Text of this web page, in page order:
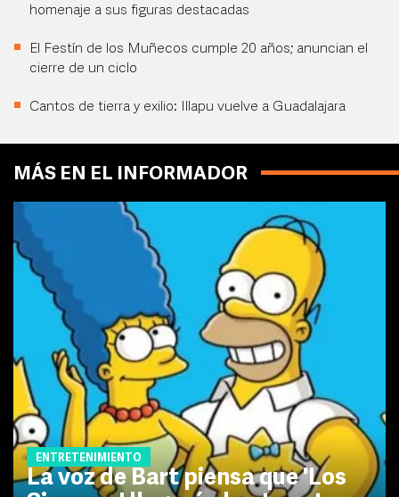
homenaje a sus figuras destacadas
El Festín de los Muñecos cumple 20 años; anuncian el
cierre de un ciclo
Cantos de tierra y exilio: Illapu vuelve a Guadalajara
MÁS EN EL INFORMADOR
ENTRETENIMIENTO
La voz de Bart piensa que 'Los